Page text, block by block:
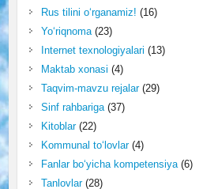
Rus tilini o‘rganamiz! (16)
Yo‘riqnoma(23)
Internet texnologiyalari (13)
Maktab xonasi (4)
Taqvim-mavzu rejalar(29)
Sinf rahbariga(37)
Kitoblar(22)
Kommunal to‘lovlar(4)
Fanlar bo‘yicha kompetensiya(6)
Tanlovlar(28)